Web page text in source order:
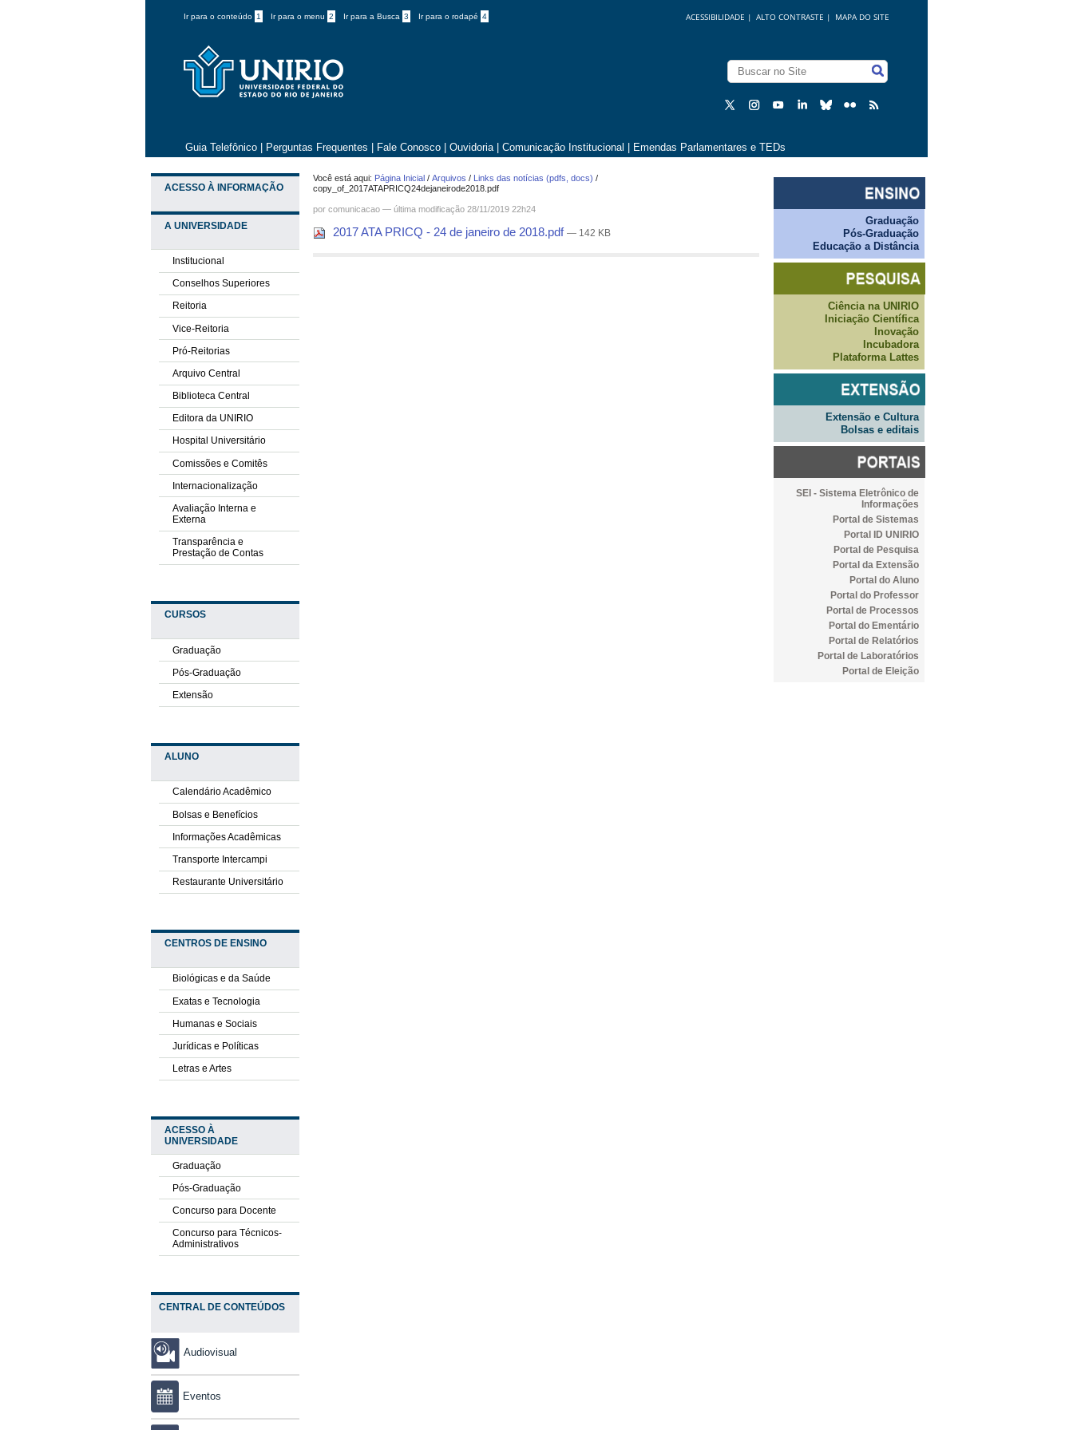
Ir para o conteúdo 1 Ir para o menu 2 Ir para a Busca 3 Ir para o rodapé 4 MAPA DO SITE
ALTO CONTRASTE |
ACESSIBILIDADE |
Guia Telefônico Perguntas Frequentes Fale Conosco Ouvidoria Comunicação Institucional Emendas Parlamentares e TEDs
ACESSO À INFORMAÇÃO
A UNIVERSIDADE
Institucional
Conselhos Superiores
Reitoria
Vice-Reitoria
Pró-Reitorias
Arquivo Central
Biblioteca Central
Editora da UNIRIO
Hospital Universitário
Comissões e Comitês
Internacionalização
Avaliação Interna e
Externa
Transparência e
Prestação de Contas
CURSOS
Graduação
Pós-Graduação
Extensão
ALUNO
Calendário Acadêmico
Bolsas e Benefícios
Informações Acadêmicas
Transporte Intercampi
Restaurante Universitário
CENTROS DE ENSINO
Biológicas e da Saúde
Exatas e Tecnologia
Humanas e Sociais
Jurídicas e Políticas
Letras e Artes
ACESSO À
UNIVERSIDADE
Graduação
Pós-Graduação
Concurso para Docente
Concurso para Técnicos-
Administrativos
CENTRAL DE CONTEÚDOS
Audiovisual
Eventos
Você está aqui: Página Inicial /Arquivos / Links das notícias (pdfs, docs) /
copy_of_2017ATAPRICQ24dejaneirode2018.pdf
por comunicacao —última modificação 28/11/2019 22h24
2017 ATA PRICQ - 24 de janeiro de 2018.pdf— 142 KB
Graduação
Pós-Graduação
Educação a Distância
Ciência na UNIRIO
Iniciação Científica
Inovação
Incubadora
Plataforma Lattes
Extensão e Cultura
Bolsas e editais
SEI - Sistema Eletrônico de
Informações
Portal de Sistemas
Portal ID UNIRIO
Portal de Pesquisa
Portal da Extensão
Portal do Aluno
Portal do Professor
Portal de Processos
Portal do Ementário
Portal de Relatórios
Portal de Laboratórios
Portal de Eleição